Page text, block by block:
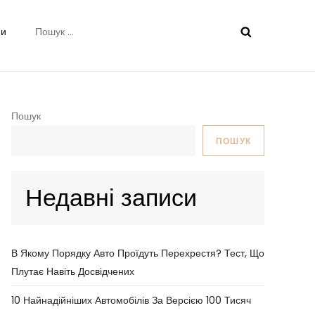
Пошук
ПОШУК
Недавні записи
В Якому Порядку Авто Проїдуть Перехрестя? Тест, Що
Плутає Навіть Досвідчених
10 Найнадійніших Автомобілів За Версією 100 Тисяч